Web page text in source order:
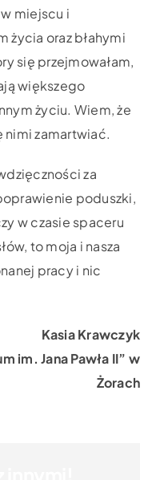
miejscu i
życia oraz błahymi
się przejmowałam,
większego
życiu. Wiem, że
nimi zamartwiać.
za
poduszki,
w czasie spaceru
to moja i nasza
pracy i nic
Kasia Krawczyk
im. Jana Pawła II” w
Żorach